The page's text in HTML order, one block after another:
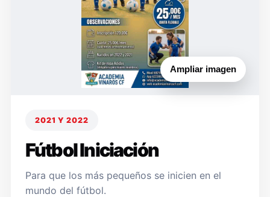
Ampliar imagen
2021 Y 2022
Fútbol Iniciación
Para que los más pequeños se inicien en el
mundo del fútbol.